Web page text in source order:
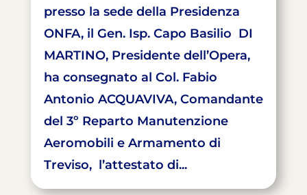
presso la sede della Presidenza
ONFA, il Gen. Isp. Capo Basilio DI
MARTINO, Presidente dell’Opera,
ha consegnato al Col. Fabio
Antonio ACQUAVIVA, Comandante
del 3º Reparto Manutenzione
Aeromobili e Armamento di
Treviso, l’attestato di...